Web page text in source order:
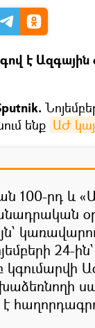
է
ենք ԱԺ
100-րդ և
24-